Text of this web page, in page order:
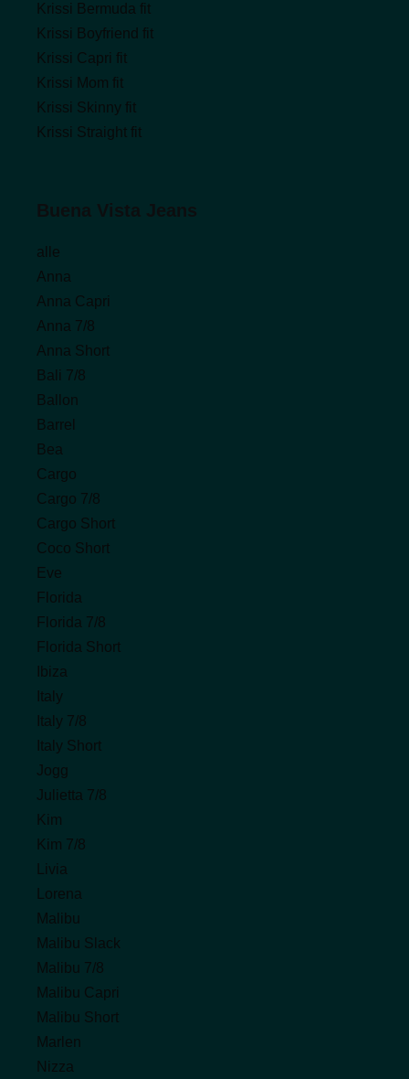
Krissi Bermuda fit
Krissi Boyfriend fit
Krissi Capri fit
Krissi Mom fit
Krissi Skinny fit
Krissi Straight fit
alle
Anna
Anna Capri
Anna 7/8
Anna Short
Bali 7/8
Ballon
Barrel
Bea
Cargo
Cargo 7/8
Cargo Short
Coco Short
Eve
Florida
Florida 7/8
Florida Short
Ibiza
Italy
Italy 7/8
Italy Short
Jogg
Julietta 7/8
Kim
Kim 7/8
Livia
Lorena
Malibu
Malibu Slack
Malibu 7/8
Malibu Capri
Malibu Short
Marlen
Nizza